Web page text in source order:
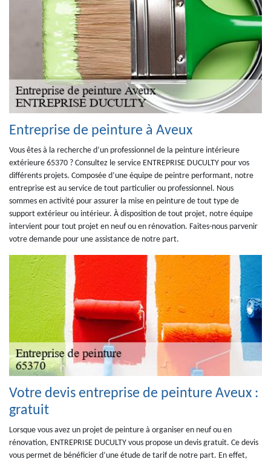
Entreprise de peinture à Aveux
Vous êtes à la recherche d’un professionnel de la peinture intérieure
extérieure 65370 ? Consultez le service ENTREPRISE DUCULTY pour vos
différents projets. Composée d’une équipe de peintre performant, notre
entreprise est au service de tout particulier ou professionnel. Nous
sommes en activité pour assurer la mise en peinture de tout type de
support extérieur ou intérieur. À disposition de tout projet, notre équipe
intervient pour tout projet en neuf ou en rénovation. Faites-nous parvenir
votre demande pour une assistance de notre part.
Votre devis entreprise de peinture Aveux :
gratuit
Lorsque vous avez un projet de peinture à organiser en neuf ou en
rénovation, ENTREPRISE DUCULTY vous propose un devis gratuit. Ce devis
vous permet de bénéficier d’une étude de tarif de notre part. En effet,